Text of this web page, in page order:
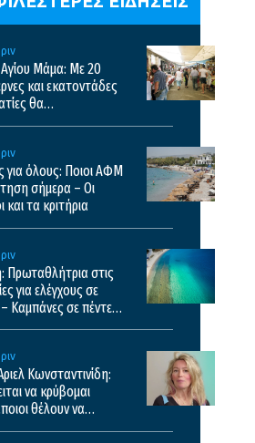
Αγίου Μάμα: Με 20
και εκατοντάδες
θα
για όλους: Ποιοι ΑΦΜ
σήμερα – Οι
και τα κριτήρια
Πρωταθλήτρια στις
για ελέγχους σε
Καμπάνες σε πέντε
Κωνσταντινίδη:
να κρύβομαι
θέλουν να